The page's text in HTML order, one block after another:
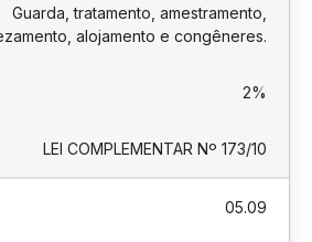
Guarda, tratamento, amestramento,
alojamento e congêneres.
2%
LEI COMPLEMENTAR Nº 173/10
05.09